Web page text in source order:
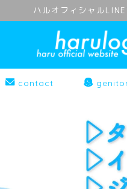
ハルオフィシャル
contact